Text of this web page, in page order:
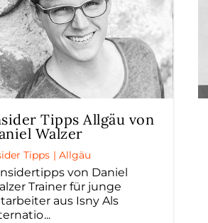
Tipps Allgäu von
Walzer
Tipps |Allgäu
von Daniel
Trainer für junge
aus Isny Als